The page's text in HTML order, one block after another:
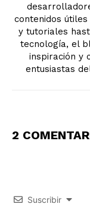
contenidos
y tutoriales
tecnología, el
inspiración y
entusiastas
2
Suscribir